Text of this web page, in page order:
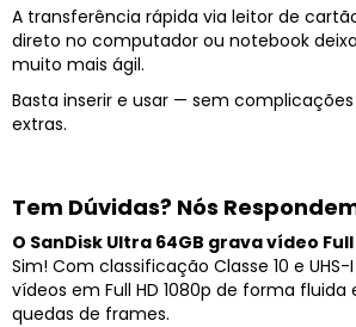
A transferência rápida via leitor de
direto no computador ou notebook
muito mais ágil.
Basta inserir e usar — sem
extras.
Tem Dúvidas? Nós
O SanDisk Ultra 64GB grava vídeo
Sim! Com classificação Classe 10 e UHS-
vídeos em Full HD 1080p de forma
quedas de frames.